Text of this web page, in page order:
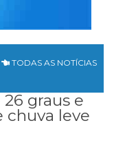
TODAS AS NOTÍCIAS
graus e
chuva leve